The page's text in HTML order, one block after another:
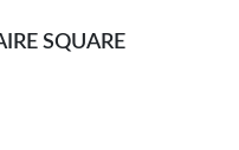
SQUARE